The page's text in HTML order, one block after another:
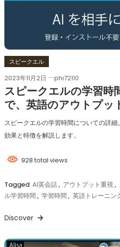
スピークエル
2023年11月2日 phi72110
スピークエルの学習時
で、英語のアウトプッ
スピークエルの学習時間についての詳
効果と特徴を解説します。
928 total views
Tagged AI英会話, アウトプット重視,
ル学習時間 , 学習時間 , 英語トレーニン
Discover